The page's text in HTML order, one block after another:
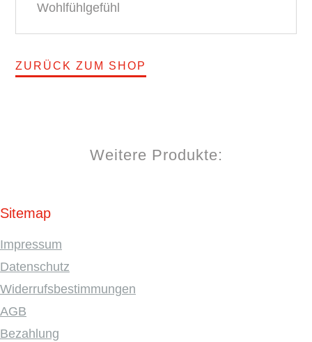
Wohlfühlgefühl
ZURÜCK ZUM SHOP
Weitere Produkte:
Sitemap
Impressum
Datenschutz
Widerrufsbestimmungen
AGB
Bezahlung